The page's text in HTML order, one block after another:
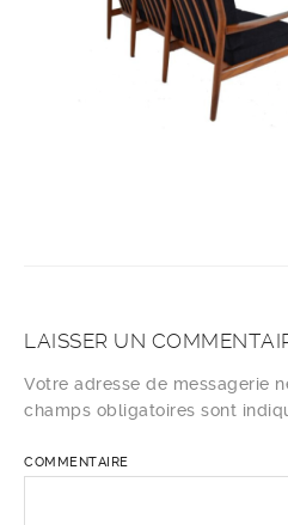
LAISSER UN
Votre adresse de messagerie
champs obligatoires sont
COMMENTAIRE